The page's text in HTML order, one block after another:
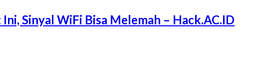
Sinyal WiFi Bisa Melemah – Hack.AC.ID